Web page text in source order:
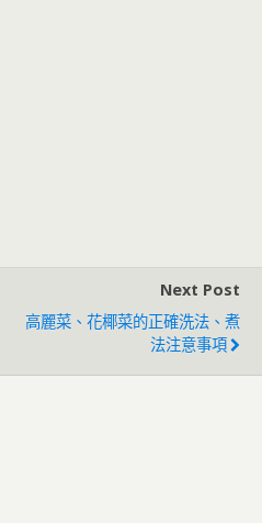
Next Post
高麗菜、花椰菜的正確洗法、煮
法注意事項